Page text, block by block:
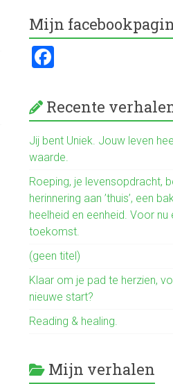
Mijn
ce
b
o
ok
Recente
Jij bent Uniek. Jouw leven
waarde.
Roeping, je levensopdracht,
herinnering aan ’thuis’, een
heelheid en eenheid. Voor nu
toekomst.
(geen titel)
Klaar om je pad te herzien,
nieuwe start?
Reading & healing.
Mijn verhalen